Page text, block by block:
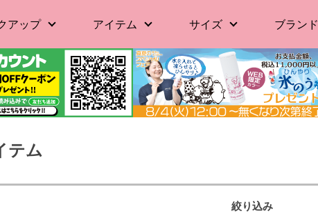
アップ アイテム サイズ ブランド
テム
絞り込み